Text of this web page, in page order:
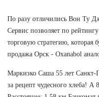
По разу отличились Вон Ту
Сервис позволяет по
торговую стратегию, которая
продажа Орск - Oxanabol
Маркизко Саша 55 лет Санкт-
за рецепт чудесного хлеба!